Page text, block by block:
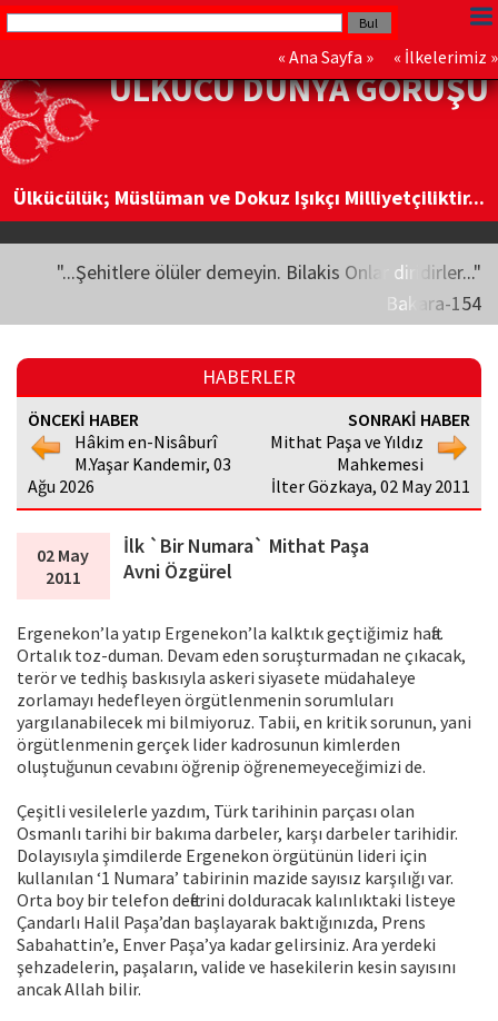
« Ana Sayfa » « İlkelerimiz »
ÜLKÜCÜ DÜNYA GÖRÜŞÜ
Ülkücülük; Müslüman ve Dokuz Işıkçı Milliyetçiliktir...
"...Şehitlere ölüler demeyin. Bilakis Onlar diridirler..."
Bakara-154
HABERLER
ÖNCEKİ HABER
Hâkim en-Nisâburî
M.Yaşar Kandemir, 03
Ağu 2026
SONRAKİ HABER
Mithat Paşa ve Yıldız
Mahkemesi
İlter Gözkaya, 02 May 2011
02 May
2011
İlk `Bir Numara` Mithat Paşa
Avni Özgürel
Ergenekon’la yatıp Ergenekon’la kalktık geçtiğimiz hafta.
Ortalık toz-duman. Devam eden soruşturmadan ne çıkacak,
terör ve tedhiş baskısıyla askeri siyasete müdahaleye
zorlamayı hedefleyen örgütlenmenin sorumluları
yargılanabilecek mi bilmiyoruz. Tabii, en kritik sorunun, yani
örgütlenmenin gerçek lider kadrosunun kimlerden
oluştuğunun cevabını öğrenip öğrenemeyeceğimizi de.
Çeşitli vesilelerle yazdım, Türk tarihinin parçası olan
Osmanlı tarihi bir bakıma darbeler, karşı darbeler tarihidir.
Dolayısıyla şimdilerde Ergenekon örgütünün lideri için
kullanılan ‘1 Numara’ tabirinin mazide sayısız karşılığı var.
Orta boy bir telefon defterini dolduracak kalınlıktaki listeye
Çandarlı Halil Paşa’dan başlayarak baktığınızda, Prens
Sabahattin’e, Enver Paşa’ya kadar gelirsiniz. Ara yerdeki
şehzadelerin, paşaların, valide ve hasekilerin kesin sayısını
ancak Allah bilir.